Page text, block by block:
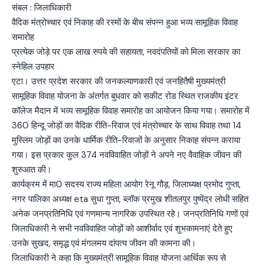
संबल : जिलाधिकारी
वैदिक मंत्रोच्चार एवं निकाह की रस्मों के बीच संपन्न हुआ भव्य सामूहिक विवाह
समारोह
प्रत्येक जोड़े पर एक लाख रुपये की सहायता, नवदंपतियों को मिला सरकार का
स्नेहिल उपहार
एटा। उत्तर प्रदेश सरकार की जनकल्याणकारी एवं जनहितैषी मुख्यमंत्री
सामूहिक विवाह योजना के अंतर्गत बुधवार को सकीट रोड स्थित राजकीय इंटर
कॉलेज मैदान में भव्य सामूहिक विवाह समारोह का आयोजन किया गया। समारोह में
360 हिन्दू जोड़ों का वैदिक रीति-रिवाज एवं मंत्रोच्चार के साथ विवाह तथा 14
मुस्लिम जोड़ों का उनके धार्मिक रीति-रिवाजों के अनुसार निकाह संपन्न कराया
गया। इस प्रकार कुल 374 नवविवाहित जोड़ों ने अपने नए वैवाहिक जीवन की
शुरुआत की।
कार्यक्रम में मा0 सदस्य राज्य महिला आयोग रेनू गौड़, जिलाध्यक्ष प्रमोद गुप्ता,
नगर पालिका अध्यक्ष eta सुधा गुप्ता, ब्लॉक प्रमुख शीतलपुर पुष्पेंद्र लोधी सहित
अनेक जनप्रतिनिधि एवं गणमान्य नागरिक उपस्थित रहे। जनप्रतिनिधि गणों एवं
जिलाधिकारी ने सभी नवविवाहित जोड़ों को आशीर्वाद एवं शुभकामनाएं देते हुए
उनके सुखद, समृद्ध एवं मंगलमय दांपत्य जीवन की कामना की।
जिलाधिकारी ने कहा कि मुख्यमंत्री सामूहिक विवाह योजना आर्थिक रूप से